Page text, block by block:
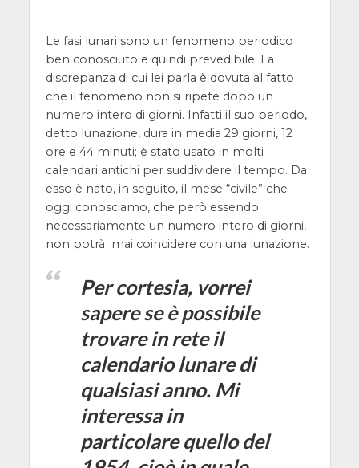
Le fasi lunari sono un fenomeno periodico
ben conosciuto e quindi prevedibile. La
discrepanza di cui lei parla è dovuta al fatto
che il fenomeno non si ripete dopo un
numero intero di giorni. Infatti il suo periodo,
detto lunazione, dura in media 29 giorni, 12
ore e 44 minuti; è stato usato in molti
calendari antichi per suddividere il tempo. Da
esso è nato, in seguito, il mese “civile” che
oggi conosciamo, che però essendo
necessariamente un numero intero di giorni,
non potrà mai coincidere con una lunazione.
Per cortesia, vorrei
sapere se è possibile
trovare in rete il
calendario lunare di
qualsiasi anno. Mi
interessa in
particolare quello del